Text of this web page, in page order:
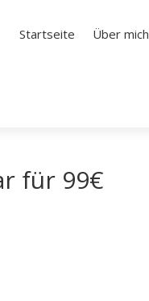
Startseite Über mich
für 99€